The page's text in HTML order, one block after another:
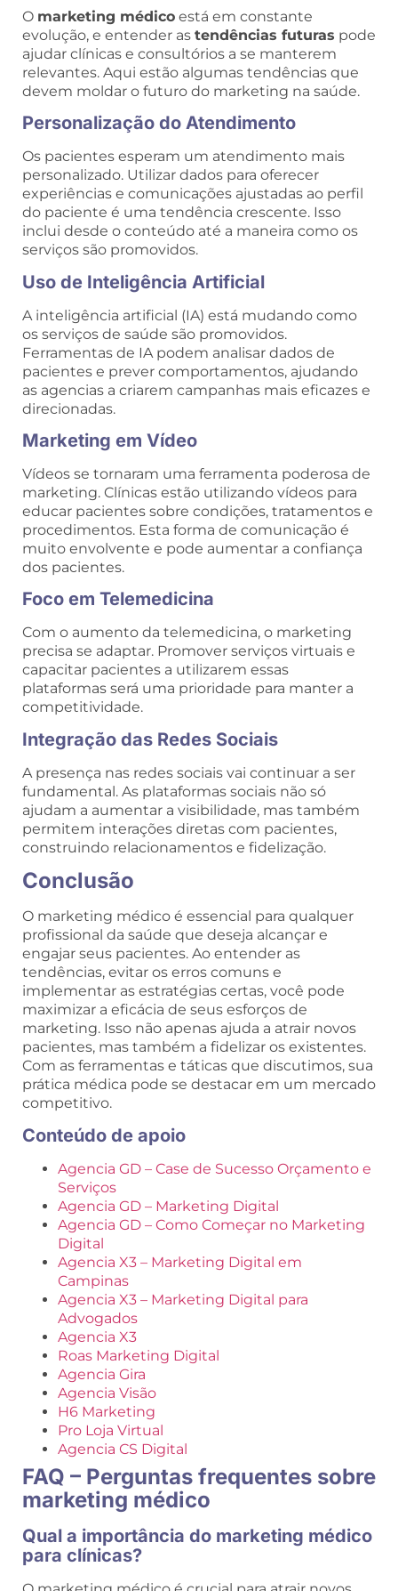
O marketing médico está em constante
evolução, e entender as tendências futuras pode
ajudar clínicas e consultórios a se manterem
relevantes. Aqui estão algumas tendências que
devem moldar o futuro do marketing na saúde.
Personalização do Atendimento
Os pacientes esperam um atendimento mais
personalizado. Utilizar dados para oferecer
experiências e comunicações ajustadas ao perfil
do paciente é uma tendência crescente. Isso
inclui desde o conteúdo até a maneira como os
serviços são promovidos.
Uso de Inteligência Artificial
A inteligência artificial (IA) está mudando como
os serviços de saúde são promovidos.
Ferramentas de IA podem analisar dados de
pacientes e prever comportamentos, ajudando
as agencias a criarem campanhas mais eficazes e
direcionadas.
Marketing em Vídeo
Vídeos se tornaram uma ferramenta poderosa de
marketing. Clínicas estão utilizando vídeos para
educar pacientes sobre condições, tratamentos e
procedimentos. Esta forma de comunicação é
muito envolvente e pode aumentar a confiança
dos pacientes.
Foco em Telemedicina
Com o aumento da telemedicina, o marketing
precisa se adaptar. Promover serviços virtuais e
capacitar pacientes a utilizarem essas
plataformas será uma prioridade para manter a
competitividade.
Integração das Redes Sociais
A presença nas redes sociais vai continuar a ser
fundamental. As plataformas sociais não só
ajudam a aumentar a visibilidade, mas também
permitem interações diretas com pacientes,
construindo relacionamentos e fidelização.
Conclusão
O marketing médico é essencial para qualquer
profissional da saúde que deseja alcançar e
engajar seus pacientes. Ao entender as
tendências, evitar os erros comuns e
implementar as estratégias certas, você pode
maximizar a eficácia de seus esforços de
marketing. Isso não apenas ajuda a atrair novos
pacientes, mas também a fidelizar os existentes.
Com as ferramentas e táticas que discutimos, sua
prática médica pode se destacar em um mercado
competitivo.
Conteúdo de apoio
Agencia GD – Case de Sucesso Orçamento e
Serviços
Agencia GD – Marketing Digital
Agencia GD – Como Começar no Marketing
Digital
Agencia X3 – Marketing Digital em
Campinas
Agencia X3 – Marketing Digital para
Advogados
Agencia X3
Roas Marketing Digital
Agencia Gira
Agencia Visão
H6 Marketing
Pro Loja Virtual
Agencia CS Digital
FAQ – Perguntas frequentes sobre
marketing médico
Qual a importância do marketing médico
para clínicas?